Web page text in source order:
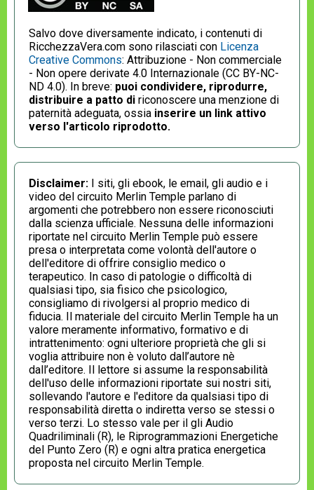
Salvo dove diversamente indicato, i contenuti di
RicchezzaVera.com sono rilasciati con Licenza
Creative Commons: Attribuzione - Non commerciale
- Non opere derivate 4.0 Internazionale (CC BY-NC-
ND 4.0). In breve: puoi condividere, riprodurre,
distribuire a patto di riconoscere una menzione di
paternità adeguata, ossia inserire un link attivo
verso l'articolo riprodotto.
Disclaimer: I siti, gli ebook, le email, gli audio e i
video del circuito Merlin Temple parlano di
argomenti che potrebbero non essere riconosciuti
dalla scienza ufficiale. Nessuna delle informazioni
riportate nel circuito Merlin Temple può essere
presa o interpretata come volontà dell'autore o
dell'editore di offrire consiglio medico o
terapeutico. In caso di patologie o difficoltà di
qualsiasi tipo, sia fisico che psicologico,
consigliamo di rivolgersi al proprio medico di
fiducia. Il materiale del circuito Merlin Temple ha un
valore meramente informativo, formativo e di
intrattenimento: ogni ulteriore proprietà che gli si
voglia attribuire non è voluto dall’autore nè
dall’editore. Il lettore si assume la responsabilità
dell'uso delle informazioni riportate sui nostri siti,
sollevando l'autore e l'editore da qualsiasi tipo di
responsabilità diretta o indiretta verso se stessi o
verso terzi. Lo stesso vale per il gli Audio
Quadriliminali (R), le Riprogrammazioni Energetiche
del Punto Zero (R) e ogni altra pratica energetica
proposta nel circuito Merlin Temple.